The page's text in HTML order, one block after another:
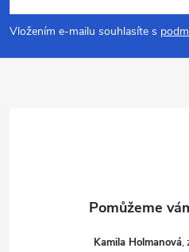
p
a
Vložením e-mailu souhlasíte s
Kamila Holmanová